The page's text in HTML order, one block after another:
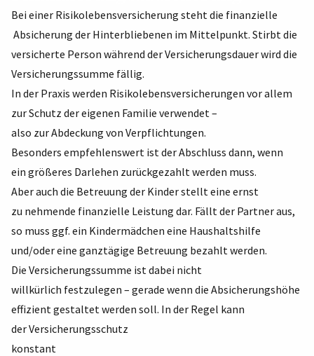
Bei einer Risikolebensversicherung steht die finanzielle
Absicherung der Hinterbliebenen im Mittelpunkt. Stirbt die
versicherte Person während der Versicherungsdauer wird die
Versicherungssumme fällig.
In der Praxis werden Risikolebensversicherungen vor allem
zur Schutz der eigenen Familie verwendet –
also zur Abdeckung von Verpflichtungen.
Besonders empfehlenswert ist der Abschluss dann, wenn
ein größeres Darlehen zurückgezahlt werden muss.
Aber auch die Betreuung der Kinder stellt eine ernst
zu nehmende finanzielle Leistung dar. Fällt der Partner aus,
so muss ggf. ein Kindermädchen eine Haushaltshilfe
und/oder eine ganztägige Betreuung bezahlt werden.
Die Versicherungssumme ist dabei nicht
willkürlich festzulegen – gerade wenn die Absicherungshöhe
effizient gestaltet werden soll. In der Regel kann
der Versicherungsschutz
konstant